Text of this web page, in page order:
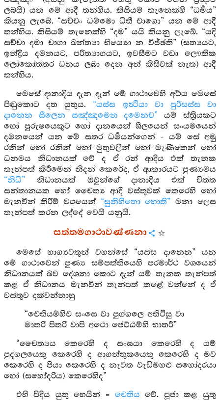
ලබයි) යන මේ ආදී තන්හිය. කිසියම් තැනෙක්හි “ධර්‍මය”
කියනු ලැබේ. “සච්චං ධම්මො ධිතී චාගො” යන මේ ආදී
තන්හිය. කිසියම් තැනෙක්හි “දම” යයි කියනු ලැබේ. “යදි
සච්චා දමා චාගා ඛන්ත්‍යා භිය්‍යො න විජ්ඡති” (සත්‍යයට,
ඉන්ද්‍රිය දමනයට, පරිත්‍යාගයට, ඉවසීමට වඩා ලෞකික
ලෝකෝත්තර ධනය ලබා දෙන අන් කිසිවක් නැත) ආදී
තන්හිය.
මෙසේ දානාදිය දැන දැන් මේ ගාථාවෙහි අර්‍ථය මෙසේ
පිඬුකොට දත යුතුය. “යස්ස ඉත්‍ථියා වා පුරිසස්ස වා
දානෙන සීලෙන සඤ්ඤමෙන දමෙනච”යම් ස්ත්‍රියකට
හෝ පුරුෂයෙකුට හෝ දානයෙන් ශීලයෙන් සංයමයෙන්
දමනයෙන් යන මේ සතර ධර්‍මයන්ගෙන් - යම් සේ අමු
රනින් හෝ රනින් හෝ මුතුවලින් හෝ මැණිකෙන් හෝ
ධනමය නිධානයක් වේ ද ඒ රන් ආදිය එක් තැනක
තැන්පත් කිරීමෙන් නිදන් කෙරේද, ඒ ආකාරයට පුණ්‍යමය
“නිධි” නිධානයක් ඔවුන්ගේ දානාදිය එක් චිත්ත
සන්තානයක හෝ චෛත්‍ය ආදී වස්තුවක් කෙරෙහි හෝ
මැනවින් කිරීම් වශයෙන් “සුනිහිතො හොති” මනා ලෙස
තැන්පත් කරන ලද්දේ වෙයි යනුයි.
සත්තමගාථාවණ්ණනා
මෙසේ භාග්‍යවතුන් වහන්සේ “යස්ස දානෙන” යන
මේ ගාථාවෙන් පුණ්‍ය සම්පත්තියෙහි පරමාර්ථ වශයෙන්
නිධානයක් බව දේශනා කොට දැන් යම් තැනක තැන්පත්
කළ ඒ නිධානය මැනවින් තැන්පත් කළේ වන්නේ ද ඒ
වස්තුව දක්වන්නාහු
“චෙතියම්හිච සංඝෙ වා පුග්ගලෙ අතිථිසු වා
මාතරි පිතරි වාපි අථො ජෙට්ඨම්හි භාතරී”
“චෛත්‍යය කෙරෙහි ද සංඝයා කෙරෙහි ද යම්
පුද්ගලයෙකු කෙරෙහි ද ආගන්තුකයෙකු කෙරෙහි ද මව
කෙරෙහි ද පියා කෙරෙහි ද නැවත වැඩිමහළු සහෝදරයා
හෝ (සහෝදරිය) කෙරෙහිද”
එහි පිදිය යුතු හෙයින් = චෙතිය වේ. පූජා කළ යුතු